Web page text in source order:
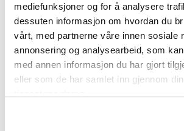
mediefunksjoner og for å analysere
dessuten informasjon om hvordan du
vårt, med partnerne våre innen sosiale
annonsering og analysearbeid, som
med annen informasjon du har gjort
eller som de har samlet inn gjennom
SE OGSÅ